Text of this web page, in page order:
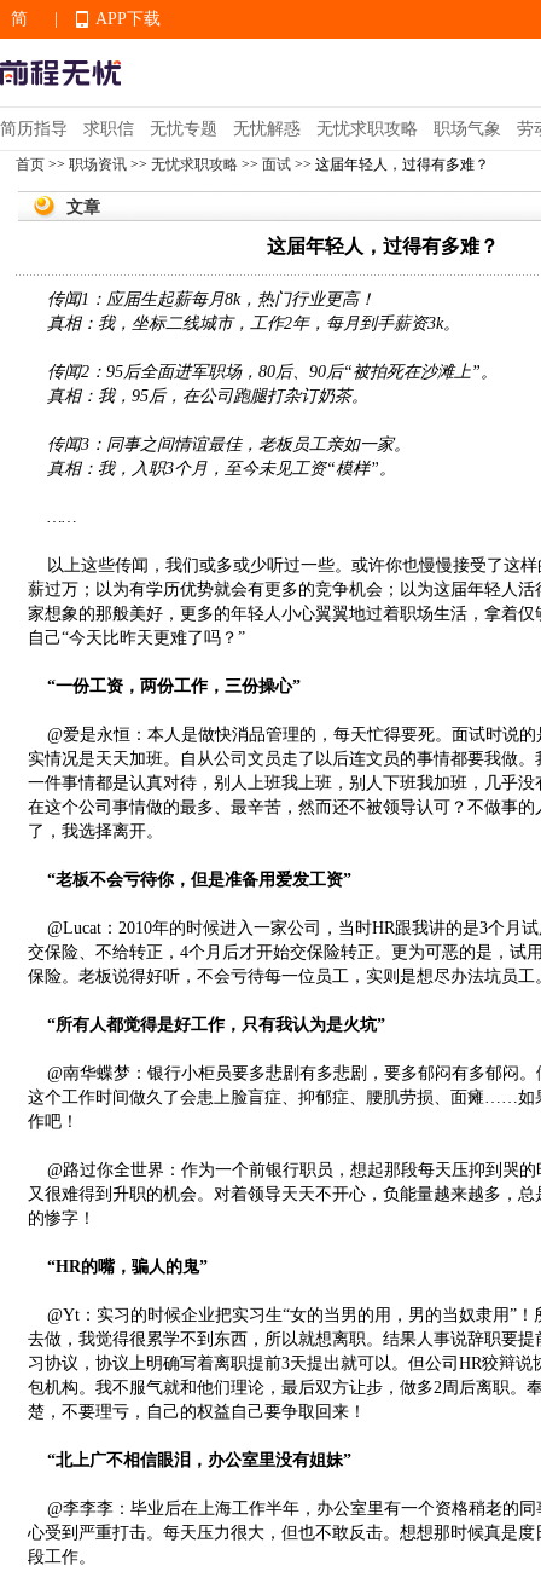
简
EN
APP下载
APP下载
简历指导 求职信 无忧专题 无忧解惑 无忧求职攻略 职场气象 劳
首页 >> 职场资讯 >> 无忧求职攻略 >> 面试 >> 这届年轻人，过得有多难？
文章
这届年轻人，过得有多难？
传闻1：应届生起薪每月8k，热门行业更高！
真相：我，坐标二线城市，工作2年，每月到手薪资3k。
传闻2：95后全面进军职场，80后、90后“被拍死在沙滩上”。
真相：我，95后，在公司跑腿打杂订奶茶。
传闻3：同事之间情谊最佳，老板员工亲如一家。
真相：我，入职3个月，至今未见工资“模样”。
……
以上这些传闻，我们或多或少听过一些。或许你也慢慢接受了这
薪过万；以为有学历优势就会有更多的竞争机会；以为这届年轻人
家想象的那般美好，更多的年轻人小心翼翼地过着职场生活，拿着
自己“今天比昨天更难了吗？”
“一份工资，两份工作，三份操心”
@爱是永恒：本人是做快消品管理的，每天忙得要死。面试时说
实情况是天天加班。自从公司文员走了以后连文员的事情都要我做
一件事情都是认真对待，别人上班我上班，别人下班我加班，几乎
在这个公司事情做的最多、最辛苦，然而还不被领导认可？不做事
了，我选择离开。
“老板不会亏待你，但是准备用爱发工资”
@Lucat：2010年的时候进入一家公司，当时HR跟我讲的是3个月
交保险、不给转正，4个月后才开始交保险转正。更为可恶的是，试
保险。老板说得好听，不会亏待每一位员工，实则是想尽办法坑员工
“所有人都觉得是好工作，只有我认为是火坑”
@南华蝶梦：银行小柜员要多悲剧有多悲剧，要多郁闷有多郁闷
这个工作时间做久了会患上脸盲症、抑郁症、腰肌劳损、面瘫……如
作吧！
@路过你全世界：作为一个前银行职员，想起那段每天压抑到哭
又很难得到升职的机会。对着领导天天不开心，负能量越来越多，
的惨字！
“HR的嘴，骗人的鬼”
@Yt：实习的时候企业把实习生“女的当男的用，男的当奴隶用”
去做，我觉得很累学不到东西，所以就想离职。结果人事说辞职要
习协议，协议上明确写着离职提前3天提出就可以。但公司HR狡辩
包机构。我不服气就和他们理论，最后双方让步，做多2周后离职。
楚，不要理亏，自己的权益自己要争取回来！
“北上广不相信眼泪，办公室里没有姐妹”
@李李李：毕业后在上海工作半年，办公室里有一个资格稍老的
心受到严重打击。每天压力很大，但也不敢反击。想想那时候真是
段工作。